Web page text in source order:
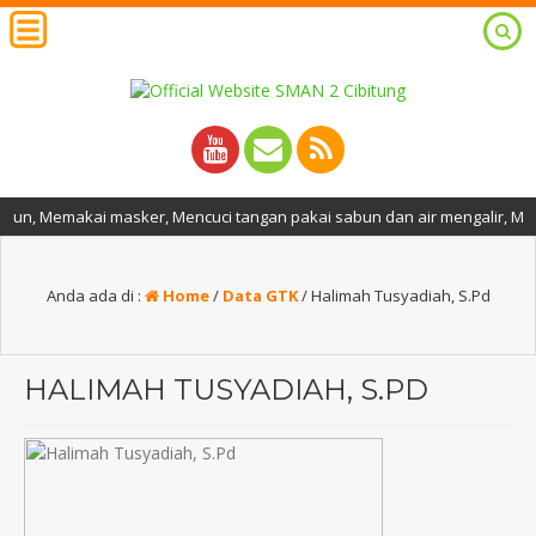
masker, Mencuci tangan pakai sabun dan air mengalir,
Anda ada di : Home/ Data GTK/Halimah Tusyadiah, S.Pd
HALIMAH TUSYADIAH, S.PD